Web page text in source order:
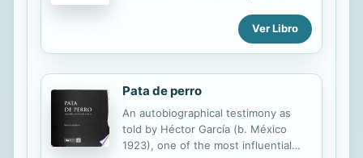
between artist Frida Kahlo and
doctor LeoEloesser, and enriched
with contributions written by experts
in art and medicine such as
CarlosMonsivais, Teresa del Conde,
of letters corresponds to 3phases
covering from 1936 to 1951: The first
part reflects a courteous friendship
Ver Libro
Pata de perro
An autobiographical testimony as
told by Héctor García (b. México
1923), one of the most influential